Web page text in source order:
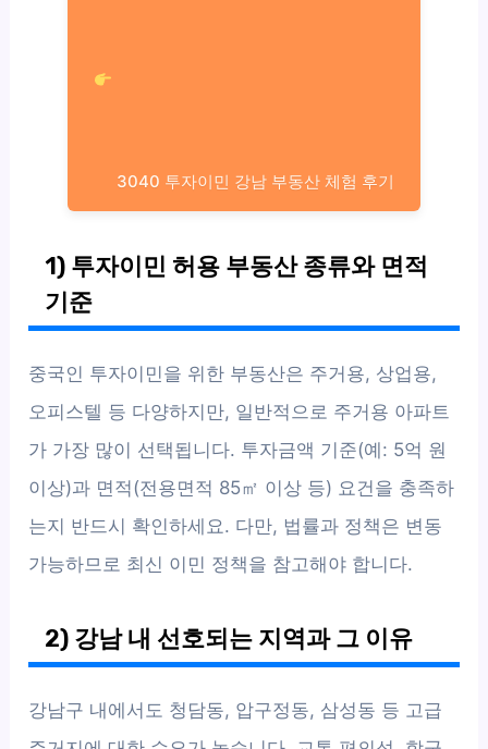
3040 투자이민 강남 부동산 체험 후기
1) 투자이민 허용 부동산 종류와 면적
기준
중국인 투자이민을 위한 부동산은 주거용, 상업용,
오피스텔 등 다양하지만, 일반적으로 주거용 아파트
가 가장 많이 선택됩니다. 투자금액 기준(예: 5억 원
이상)과 면적(전용면적 85㎡ 이상 등) 요건을 충족하
는지 반드시 확인하세요. 다만, 법률과 정책은 변동
가능하므로 최신 이민 정책을 참고해야 합니다.
2) 강남 내 선호되는 지역과 그 이유
강남구 내에서도 청담동, 압구정동, 삼성동 등 고급